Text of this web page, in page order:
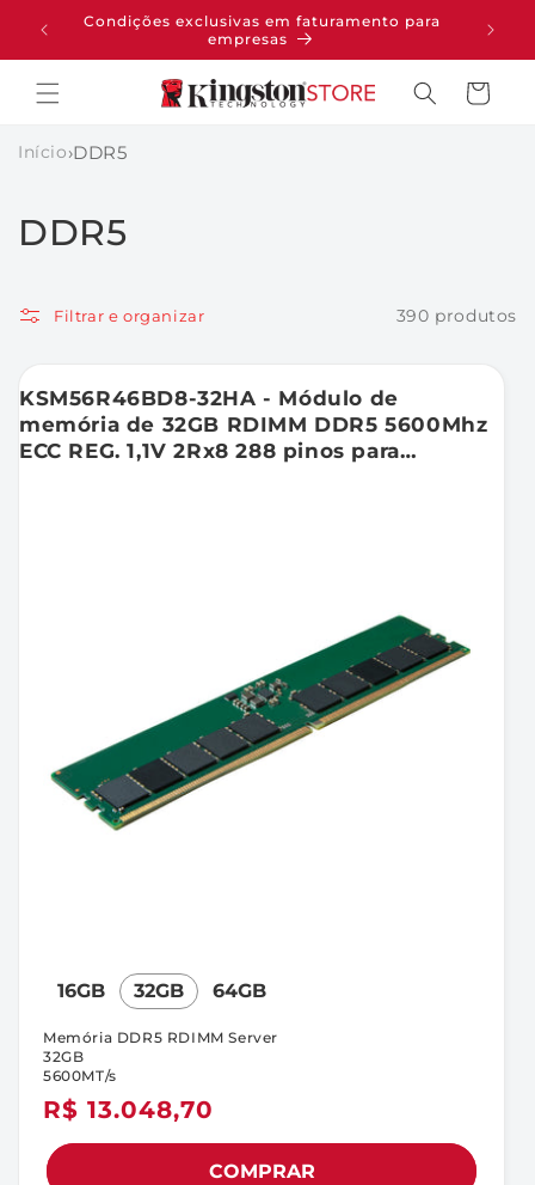
PARA OCondições exclusivas em faturamento para
empresas
Carrinho
Início›DDR5
C
l
ç
ã
DDR5
Filtrar e organizar 390 produtos
KSM56R46BD8-32HA - Módulo de
memória de 32GB RDIMM DDR5 5600Mhz
ECC REG. 1,1V 2Rx8 288 pinos para
16GB 32GB 64GB
Preço
normal
R$ 13.048,70
Memória DDR5 RDIMM Server
32GB
5600MT/s
COMPRAR